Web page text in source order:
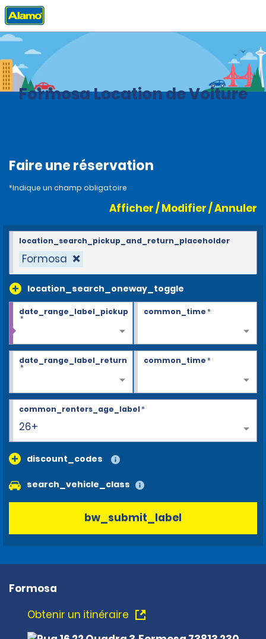
Accueil Agences
Formosa Location de Voiture
Faire une réservation
*Indique un champ obligatoire
Afficher / Modifier / Annuler
Formosa
location_search_oneway_toggle
location_search_pickup_and_return_placeholder
date_range_label_pickup
*
common_time*
date_range_label_return
*
common_time*
26+
common_renters_age_label*
discount_codes
search_vehicle_class
bw_submit_label
Formosa
Obtenir un itinéraire